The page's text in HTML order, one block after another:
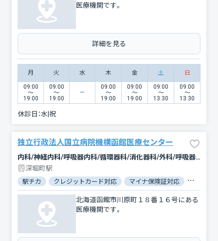
医療機関です。
詳細を見る
月 火 水 木 金 土 日
09:00
〜
19:00
09:00
〜
19:00
09:00
〜
19:00
09:00
〜
19:00
09:00
〜
13:30
09:00
〜
13:30
休診日：水|祝
独立行政法人国立病院機構函館医療センター
内科/神経内科/呼吸器内科/循環器科/消化器科/外科/呼吸器外科/心臓血管外科/乳腺外科/整形外科/形成外科/小児科/婦人科/眼科/皮膚科/泌尿器科/精神科・神経科/歯科口腔外科/リハビリテーション/放射線科/臨床検査・病理診断/麻酔科
深堀町駅
駅チカ クレジットカード対応 マイナ保険証対応 女性医師
北海道函館市川原町１８番１６号にある
医療機関です。